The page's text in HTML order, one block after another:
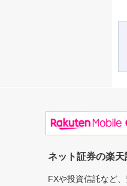
ネット証券の楽
FXや投資信託など